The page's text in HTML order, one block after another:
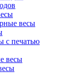
весы
с печатью
весы